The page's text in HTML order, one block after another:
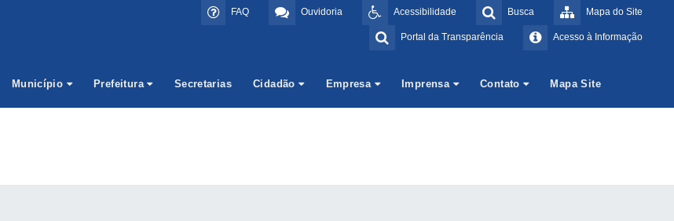
Mapa do Site
Busca
Acessibilidade
Ouvidoria
FAQ
Acesso à Informação
Portal da Transparência
Município Prefeitura Secretarias Cidadão Empresa Imprensa Contato Mapa Site